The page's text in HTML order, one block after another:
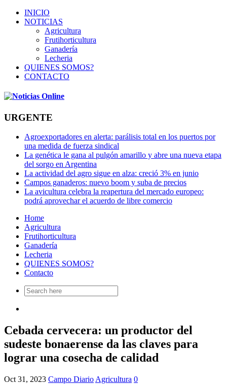
INICIO
NOTICIAS
Agricultura
Frutihorticultura
Ganadería
Lecheria
QUIENES SOMOS?
CONTACTO
URGENTE
Agroexportadores en alerta: parálisis total en los puertos por
una medida de fuerza sindical
La genética le gana al pulgón amarillo y abre una nueva etapa
del sorgo en Argentina
La actividad del agro sigue en alza: creció 3% en junio
Campos ganaderos: nuevo boom y suba de precios
La avicultura celebra la reapertura del mercado europeo:
podrá aprovechar el acuerdo de libre comercio
Home
Agricultura
Frutihorticultura
Ganadería
Lecheria
QUIENES SOMOS?
Contacto
Search
for:
Cebada cervecera: un productor del
sudeste bonaerense da las claves para
lograr una cosecha de calidad
Oct 31, 2023 Campo Diario Agricultura 0